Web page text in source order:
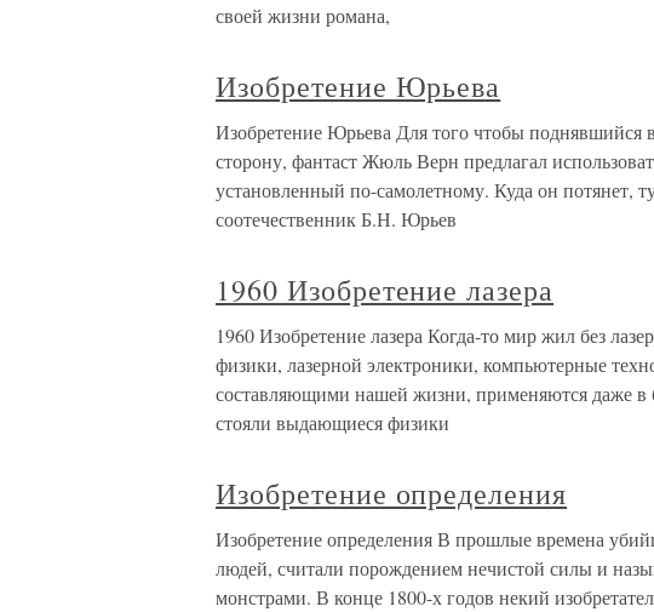
своей жизни романа,
Изобретение Юрьева
Изобретение Юрьева Для того чтобы поднявшийся
сторону, фантаст Жюль Верн предлагал
установленный по-самолетному. Куда он потянет,
соотечественник Б.Н. Юрьев
1960 Изобретение лазера
1960 Изобретение лазера Когда-то мир жил без
физики, лазерной электроники, компьютерные
составляющими нашей жизни, применяются даже в
стояли выдающиеся физики
Изобретение определения
Изобретение определения В прошлые времена
людей, считали порождением нечистой силы и
монстрами. В конце 1800-х годов некий